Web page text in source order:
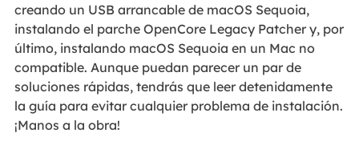
creando un USB arrancable de macOS Sequoia,
instalando el parche OpenCore Legacy Patcher y, por
último, instalando macOS Sequoia en un Mac no
compatible. Aunque puedan parecer un par de
soluciones rápidas, tendrás que leer detenidamente
la guía para evitar cualquier problema de instalación.
¡Manos a la obra!